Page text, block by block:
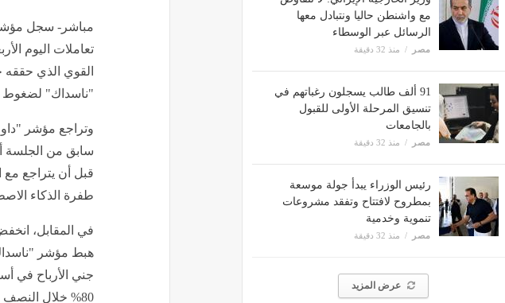
مع واشنطن حاليا ونتبادل معها
الرسائل عبر الوسطاء
مصر منذ 32 دقيقة
91 ألف طالب يسجلون رغباتهم في
تنسيق المرحلة الأولى للقبول
بالجامعات
مصر منذ 32 دقيقة
رئيس الوزراء يبدأ جولة موسعة
بمطروح لافتتاح وتفقد مشروعات
تنموية وخدمية
مصر منذ 32 دقيقة
عرض المزيد
مباشر- سجل مؤشر
تعاملات اليوم
القوي الذي
"ناسداك" لضغوط
قبل أن يتراجع مع
طفرة الذكاء
جني الأرباح في
80% خلال النصف الأول من عام 2026.